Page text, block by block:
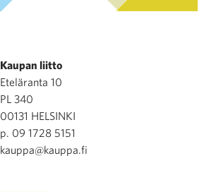
Kaupan liitto
Eteläranta 10
PL 340
00131 HELSINKI
p. 09 1728 5151
kauppa@kauppa.fi